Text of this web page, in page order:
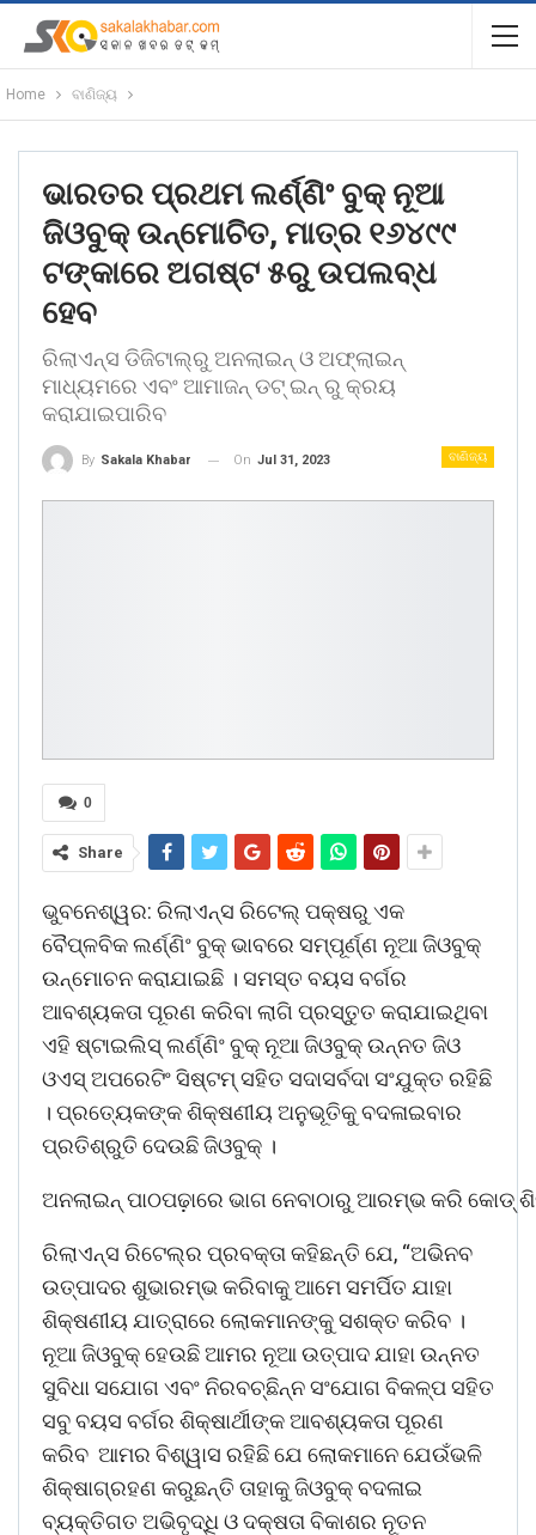
Home ବାଣିଜ୍ୟ
ଭାରତର ପ୍ରଥମ ଲର୍ଣ୍ଣିଂ ବୁକ୍ ନୂଆ
ଜିଓବୁକ୍ ଉନ୍ମୋଚିତ, ମାତ୍ର ୧୬୪୯୯
ଟଙ୍କାରେ ଅଗଷ୍ଟ ୫ରୁ ଉପଲବ୍ଧ
ହେବ
ରିଲାଏନ୍ସ ଡିଜିଟାଲ୍‌ରୁ ଅନଲାଇନ୍ ଓ ଅଫ୍‌ଲାଇନ୍
ମାଧ୍ୟମରେ ଏବଂ ଆମାଜନ୍ ଡଟ୍ ଇନ୍ ରୁ କ୍ରୟ
କରାଯାଇପାରିବ
ବାଣିଜ୍ୟ
By Sakala Khabar On Jul 31, 2023
0
Share
ଭୁବନେଶ୍ୱର: ରିଲାଏନ୍ସ ରିଟେଲ୍ ପକ୍ଷରୁ ଏକ
ବୈପ୍ଳବିକ ଲର୍ଣ୍ଣିଂ ବୁକ୍ ଭାବରେ ସମ୍ପୂର୍ଣ୍ଣ ନୂଆ ଜିଓବୁକ୍
ଉନ୍ମୋଚନ କରାଯାଇଛି । ସମସ୍ତ ବୟସ ବର୍ଗର
ଆବଶ୍ୟକତା ପୂରଣ କରିବା ଲାଗି ପ୍ରସ୍ତୁତ କରାଯାଇଥିବା
ଏହି ଷ୍ଟାଇଲିସ୍ ଲର୍ଣ୍ଣିଂ ବୁକ୍ ନୂଆ ଜିଓବୁକ୍ ଉନ୍ନତ ଜିଓ
ଓଏସ୍ ଅପରେଟିଂ ସିଷ୍ଟମ୍ ସହିତ ସଦାସର୍ବଦା ସଂଯୁକ୍ତ ରହିଛି
। ପ୍ରତ୍ୟେକଙ୍କ ଶିକ୍ଷଣୀୟ ଅନୁଭୂତିକୁ ବଦଳାଇବାର
ପ୍ରତିଶ୍ରୁତି ଦେଉଛି ଜିଓବୁକ୍ ।
ଅନଲାଇନ୍ ପାଠପଢ଼ାରେ ଭାଗ ନେବାଠାରୁ ଆରମ୍ଭ କରି
ରିଲାଏନ୍ସ ରିଟେଲ୍‌ର ପ୍ରବକ୍ତା କହିଛନ୍ତି ଯେ, “ଅଭିନବ
ଉତ୍ପାଦର ଶୁଭାରମ୍ଭ କରିବାକୁ ଆମେ ସମର୍ପିତ ଯାହା
ଶିକ୍ଷଣୀୟ ଯାତ୍ରାରେ ଲୋକମାନଙ୍କୁ ସଶକ୍ତ କରିବ ।
ନୂଆ ଜିଓବୁକ୍ ହେଉଛି ଆମର ନୂଆ ଉତ୍ପାଦ ଯାହା ଉନ୍ନତ
ସୁବିଧା ସଯୋଗ ଏବଂ ନିରବଚ୍ଛିନ୍ନ ସଂଯୋଗ ବିକଳ୍ପ ସହିତ
ସବୁ ବୟସ ବର୍ଗର ଶିକ୍ଷାର୍ଥୀଙ୍କ ଆବଶ୍ୟକତା ପୂରଣ
କରିବ ଆମର ବିଶ୍ୱାସ ରହିଛି ଯେ ଲୋକମାନେ ଯେଉଁଭଳି
ଶିକ୍ଷାଗ୍ରହଣ କରୁଛନ୍ତି ତାହାକୁ ଜିଓବୁକ୍ ବଦଳାଇ
ବ୍ୟକ୍ତିଗତ ଅଭିବୃଦ୍ଧି ଓ ଦକ୍ଷତା ବିକାଶର ନୂତନ